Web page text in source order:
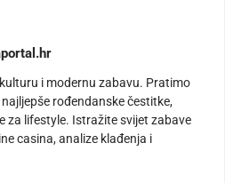
i modernu zabavu. Pratimo
rođendanske čestitke,
za lifestyle. Istražite svijet zabave
casina, analize klađenja i